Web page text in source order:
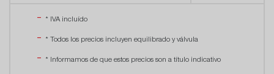
* IVA incluído
* Todos los precios incluyen equilibrado y válvula
* Informamos de que estos precios son a título indicativo